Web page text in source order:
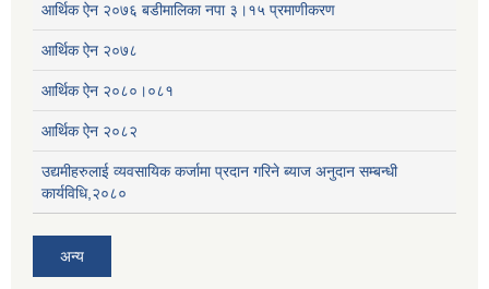
आर्थिक ऐन २०७६ बडीमालिका नपा ३।१५ प्रमाणीकरण
आर्थिक ऐन २०७८
आर्थिक ऐन २०८०।०८१
आर्थिक ऐन २०८२
उद्यमीहरुलाई व्यवसायिक कर्जामा प्रदान गरिने ब्याज अनुदान सम्बन्धी
कार्यविधि,२०८०
अन्य